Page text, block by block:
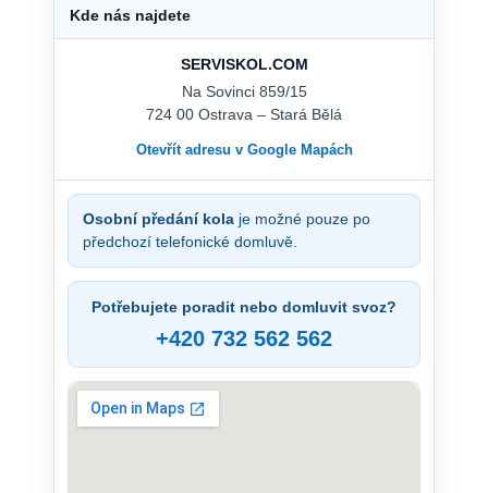
Kde nás najdete
SERVISKOL.COM
Na Sovinci 859/15
724 00 Ostrava – Stará Bělá
Otevřít adresu v Google Mapách
Osobní předání kola je možné pouze po
předchozí telefonické domluvě.
Potřebujete poradit nebo domluvit svoz?
+420 732 562 562